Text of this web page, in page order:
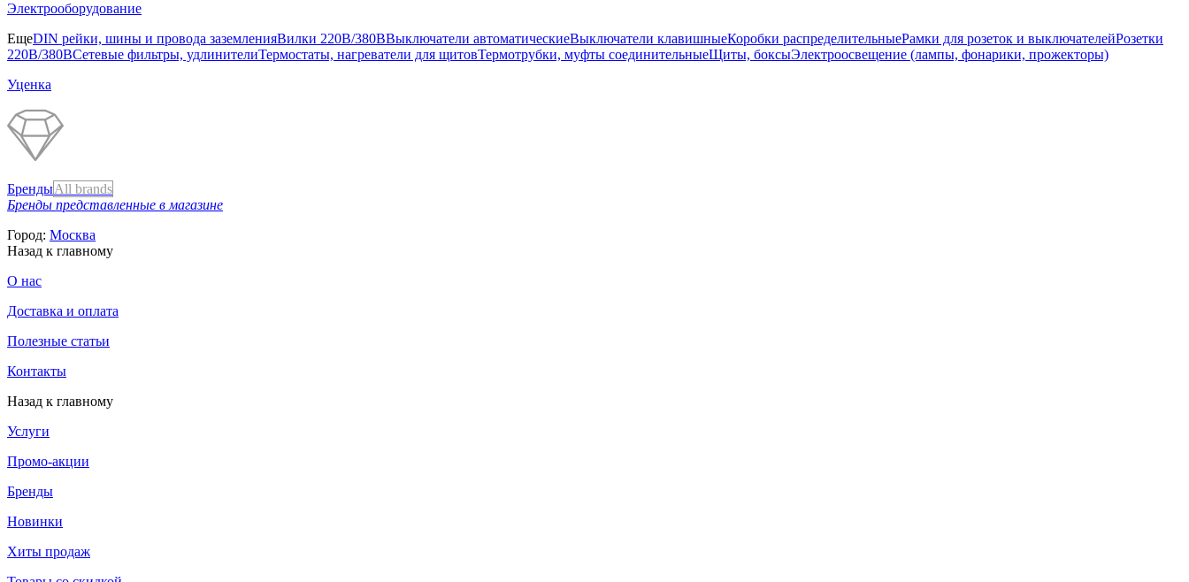
Электрооборудование
ЕщеDIN рейки, шины и провода заземленияВилки 220В/380ВВыключатели автоматическиеВыключатели клавишныеКоробки распределительныеРамки для розеток и выключателейРозетки
220В/380ВСетевые фильтры, удлинителиТермостаты, нагреватели для щитовТермотрубки, муфты соединительныеЩиты, боксыЭлектроосвещение (лампы, фонарики, прожекторы)
Уценка
БрендыAll brands
Бренды представленные в магазине
Город: Москва
Назад к главному
О нас
Доставка и оплата
Полезные статьи
Контакты
Назад к главному
Услуги
Промо-акции
Бренды
Новинки
Хиты продаж